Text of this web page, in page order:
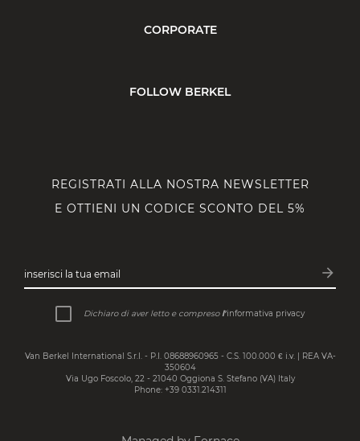
CORPORATE
FOLLOW BERKEL
REGISTRATI ALLA NOSTRA NEWSLETTER
E OTTIENI UN CODICE SCONTO DEL 5%
inserisci la tua email arrow_forward
Dichiaro di aver letto e compreso l’informativa privacy
Van Berkel International S.r.l. - P.I. 08688960965 - C.S. 100.000 € i.v. | REA VA-
350604
Via Ugo Foscolo, 22 - 21040 Oggiona S. Stefano (VA) Italy
Phone: +39 0331.214311